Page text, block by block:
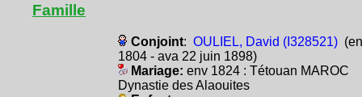
Famille
Conjoint: OULIEL, David (I328521)
1804 - ava 22 juin 1898)
Mariage: env 1824 : Tétouan MAROC
Dynastie des Alaouites